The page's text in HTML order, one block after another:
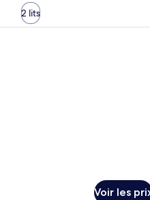
2 lits
Un grand lit agrémenté d’un
Voir les